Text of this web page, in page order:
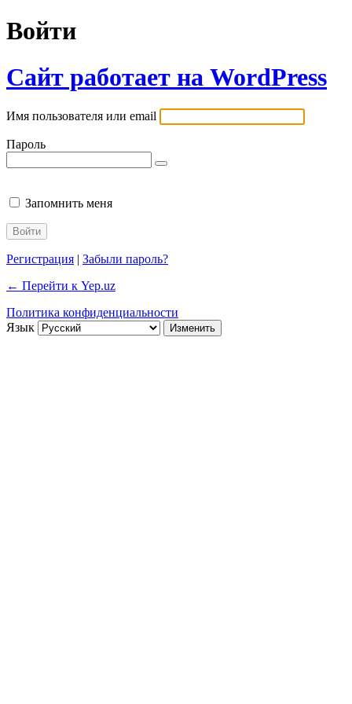
Войти
Сайт работает на WordPress
Имя пользователя или email
Пароль
Запомнить меня
Регистрация | Забыли пароль?
← Перейти к Yep.uz
Политика конфиденциальности
Язык